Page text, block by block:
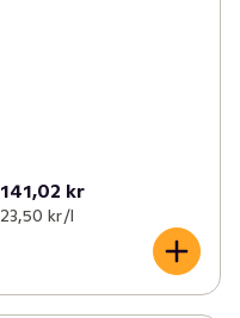
141,02 kr
23,50 kr /l